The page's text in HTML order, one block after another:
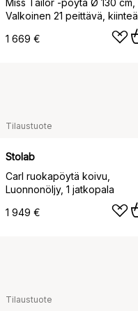
Miss Tailor -pöytä Ø 130 cm,
Valkoinen 21 peittävä, kiinteä
1 669 €
Tilaustuote
Stolab
Carl ruokapöytä koivu,
Luonnonöljy, 1 jatkopala
1 949 €
Tilaustuote